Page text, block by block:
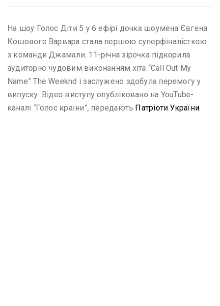
На шоу Голос Діти 5 у 6 ефірі дочка шоумена Євгена
Кошового Варвара стала першою суперфіналісткою
з команди Джамали. 11-річна зірочка підкорила
аудиторію чудовим виконанням хіта “Call Out My
Name” The Weeknd і заслужено здобула перемогу у
випуску. Відео виступу опубліковано на YouTube-
каналі “Голос країни”, передають Патріоти України.